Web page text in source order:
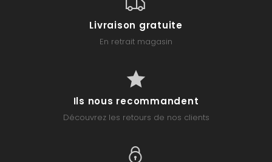
Livraison gratuite
En retrait magasin
Ils nous recommandent
Découvrez les retours de nos clients